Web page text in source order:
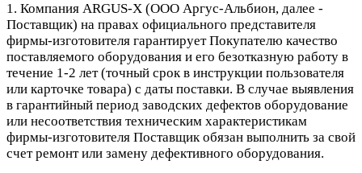
1. Компания ARGUS-X (ООО Аргус-Альбион, далее -
Поставщик) на правах официального представителя
фирмы-изготовителя гарантирует Покупателю качество
поставляемого оборудования и его безотказную работу в
течение 1-2 лет (точный срок в инструкции пользователя
или карточке товара) с даты поставки. В случае выявления
в гарантийный период заводских дефектов оборудование
или несоответствия техническим характеристикам
фирмы-изготовителя Поставщик обязан выполнить за свой
счет ремонт или замену дефективного оборудования.